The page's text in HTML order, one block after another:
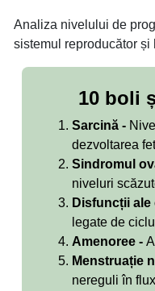
Analiza nivelului de
sistemul reproducător și
10 boli
Sarcină -
dezvoltarea
Sindromul
niveluri
Disfuncții
legate de
Amenoree -
Menstruație
nereguli în